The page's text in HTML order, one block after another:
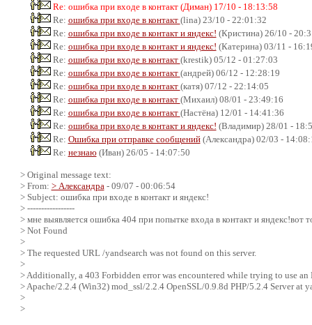
Re: ошибка при входе в контакт (Диман) 17/10 - 18:13:58
Re: ошибка при входе в контакт (lina) 23/10 - 22:01:32
Re: ошибка при входе в контакт и яндекс! (Кристина) 26/10 -
Re: ошибка при входе в контакт и яндекс! (Катерина) 03/11 -
Re: ошибка при входе в контакт (krestik) 05/12 - 01:27:03
Re: ошибка при входе в контакт (андрей) 06/12 - 12:28:19
Re: ошибка при входе в контакт (катя) 07/12 - 22:14:05
Re: ошибка при входе в контакт (Михаил) 08/01 - 23:49:16
Re: ошибка при входе в контакт (Настёна) 12/01 - 14:41:36
Re: ошибка при входе в контакт и яндекс! (Владимир) 28/01 -
Re: Ошибка при отправке сообщений(Александра) 02/03 -
Re: незнаю(Иван) 26/05 - 14:07:50
> Original message text:
> From: > Александра - 09/07 - 00:06:54
> Subject: ошибка при входе в контакт и яндекс!
> -----------------
> мне выявляется ошибка 404 при попытке входа в контакт и яндекс!вот
> Not Found
>
> The requested URL /yandsearch was not found on this server.
>
> Additionally, a 403 Forbidden error was encountered while trying to use an
> Apache/2.2.4 (Win32) mod_ssl/2.2.4 OpenSSL/0.9.8d PHP/5.2.4 Server at
>
>